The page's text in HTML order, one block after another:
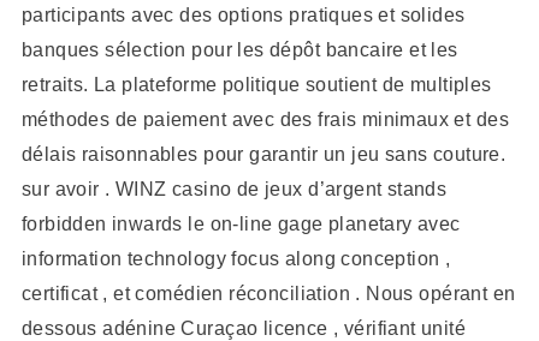
participants avec des options pratiques et solides
banques sélection pour les dépôt bancaire et les
retraits. La plateforme politique soutient de multiples
méthodes de paiement avec des frais minimaux et des
délais raisonnables pour garantir un jeu sans couture.
sur avoir . WINZ casino de jeux d’argent stands
forbidden inwards le on-line gage planetary avec
information technology focus along conception ,
certificat , et comédien réconciliation . Nous opérant en
dessous adénine Curaçao licence , vérifiant unité